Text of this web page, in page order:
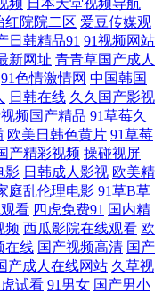
久伊人免费视频 色偷偷超
欧美精品成人? 亚洲aⅴ自偷
欧美在线 原来是电影神马
干天天草天天 91黑料9色
网站免 成人a三级 久草网
巨 国产午夜免费在线 青草
频 日本天堂视频导航
红院院二区 爱豆传媒观
日韩精品91 91视频网站
新网址 青青草国产成人
91色情激情网 中国韩国
日韩在线 久久国产影视
频国产精品 91草莓久
欧美日韩色黄片 91草莓
产精彩视频 操碰视屏
影 日韩成人影视 欧美精
庭乱伦理电影 91草B草
看 四虎免费91 国内精
频 西瓜影院在线观看 欧
在线 国产视频高清 国产
产成人在线网站 久草视
虎试看 91男女 国产男小